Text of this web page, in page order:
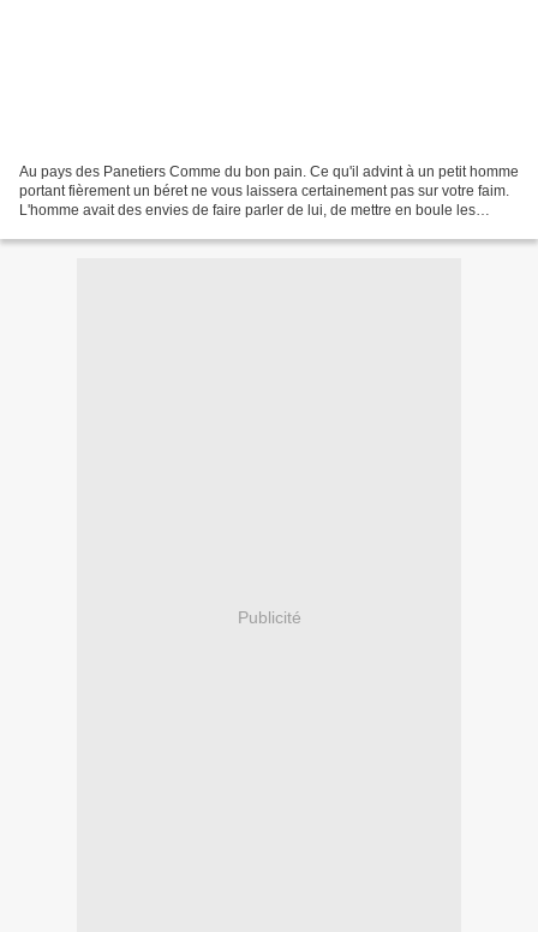
Au pays des Panetiers Comme du bon pain. Ce qu'il advint à un petit homme
portant fièrement un béret ne vous laissera certainement pas sur votre faim.
L'homme avait des envies de faire parler de lui, de mettre en boule les
Publicité